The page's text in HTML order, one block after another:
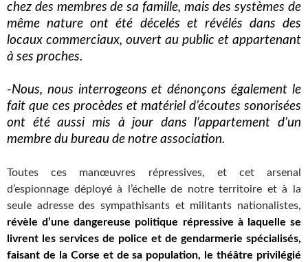
chez des membres de sa famille, mais des systèmes de
même nature ont été décelés et révélés dans des
locaux commerciaux, ouvert au public et appartenant
à ses proches.
-Nous, nous interrogeons et dénonçons également le
fait que ces procèdes et matériel d’écoutes sonorisées
ont été aussi mis à jour dans l’appartement d’un
membre du bureau de notre association.
Toutes ces manœuvres répressives, et cet arsenal
d’espionnage déployé à l’échelle de notre territoire et à la
seule adresse des sympathisants et militants nationalistes,
révèle d’une dangereuse politique répressive à laquelle se
livrent les services de police et de gendarmerie spécialisés,
faisant de la Corse et de sa population, le théâtre privilégié